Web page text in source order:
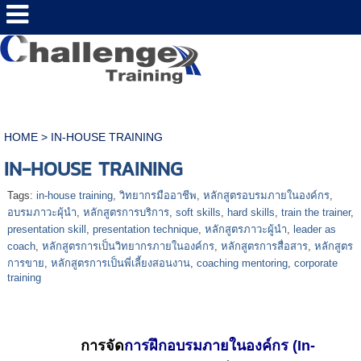
HOME> IN-HOUSE TRAINING
IN-HOUSE TRAINING
Tags: in-house training, วิทยากรมืออาชีพ, หลักสูตรอบรมภายในองค์กร,
อบรมภาวะผุ้นำ, หลักสูตรการบริการ, soft skills, hard skills, train the trainer,
presentation skill , presentation technique, หลักสูตรภาวะผู้นำ, leader as
coach, หลักสูตรการเป็นวิทยากรภายในองค์กร, หลักสูตรการสื่อสาร, หลักสูตร
การขาย, หลักสูตรการเป็นพี่เลี้ยงสอนงาน, coaching mentoring, corporate
training
การจัดการฝึกอบรมภายในองค์กร (In-